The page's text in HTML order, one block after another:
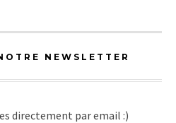
NEWSLETTER
directement par email :)